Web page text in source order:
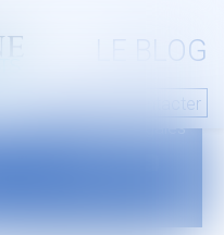
LE BLOG
Nous contacter
Mentions légales